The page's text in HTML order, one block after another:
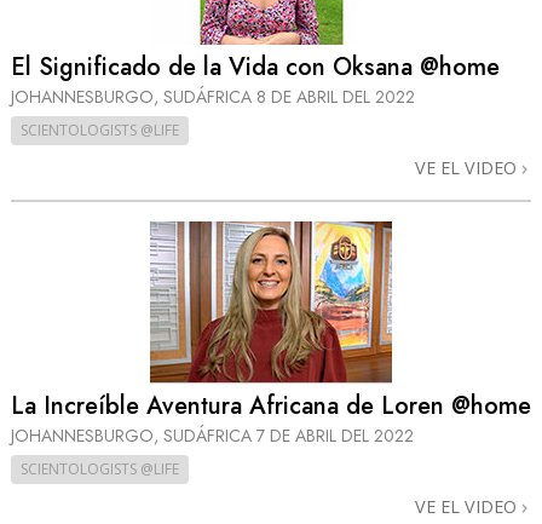
El Significado de la Vida con Oksana @home
JOHANNESBURGO, SUDÁFRICA 8 DE ABRIL DEL 2022
SCIENTOLOGISTS @LIFE
VE EL VIDEO
La Increíble Aventura Africana de Loren @home
JOHANNESBURGO, SUDÁFRICA 7 DE ABRIL DEL 2022
SCIENTOLOGISTS @LIFE
VE EL VIDEO